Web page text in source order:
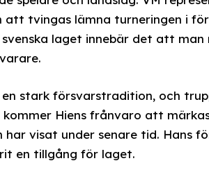
att tvingas lämna turneringen i
svenska laget innebär det att
stark försvarstradition, och
Hiens frånvaro att
visat under senare tid. Hans
en tillgång för laget.